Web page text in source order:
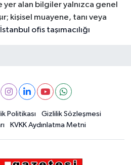
alan bilgiler yalnızca genel
kişisel muayene, tanı veya
İstanbul ofis taşımacılığı
Politikası
Gizlilik Sözleşmesi
KVKK Aydınlatma Metni